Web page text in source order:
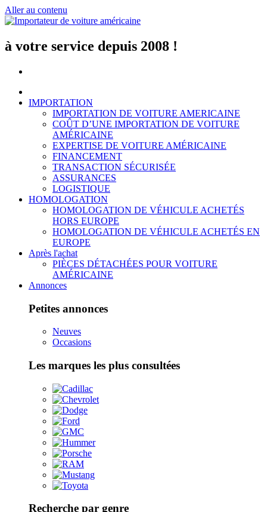
Aller au contenu
à votre service depuis 2008 !
IMPORTATION
IMPORTATION DE VOITURE AMERICAINE
COÛT D’UNE IMPORTATION DE VOITURE
AMÉRICAINE
EXPERTISE DE VOITURE AMÉRICAINE
FINANCEMENT
TRANSACTION SÉCURISÉE
ASSURANCES
LOGISTIQUE
HOMOLOGATION
HOMOLOGATION DE VÉHICULE ACHETÉS
HORS EUROPE
HOMOLOGATION DE VÉHICULE ACHETÉS EN
EUROPE
Après l'achat
PIÈCES DÉTACHÉES POUR VOITURE
AMÉRICAINE
Annonces
Petites annonces
Neuves
Occasions
Les marques les plus consultées
Recherche par genre